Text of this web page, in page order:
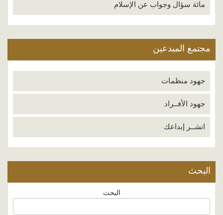
مائة سؤال وجواب عن الإسلام
مجتمع المبدعين
جهود منظمات
جهود الأفــراد
انشــر إبداعك
البحث
البحث